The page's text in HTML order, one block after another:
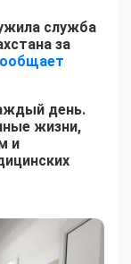
служба
за
день.
жизни,
и